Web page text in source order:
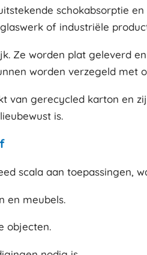
schokabsorptie
of industriële
Ze worden plat geleverd
worden verzegeld met
van gerecycled karton en
is.
scala aan toepassingen,
en meubels.
objecten.